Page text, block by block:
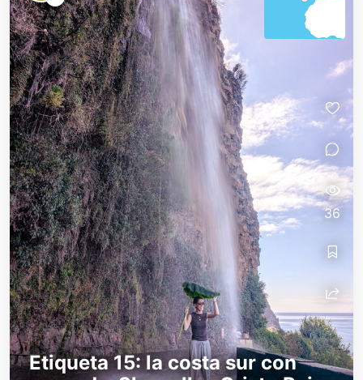
Etiqueta 15: la costa sur con
36